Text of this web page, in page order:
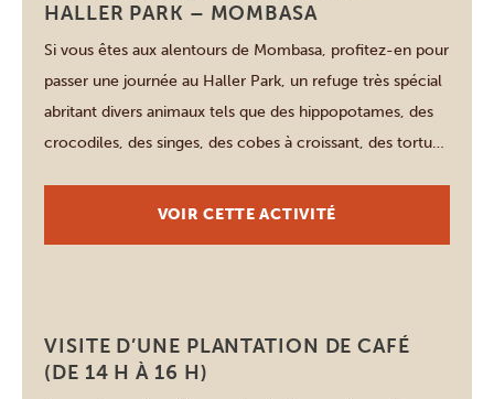
HALLER PARK – MOMBASA
Si vous êtes aux alentours de Mombasa, profitez-en pour
passer une journée au Haller Park, un refuge très spécial
abritant divers animaux tels que des hippopotames, des
crocodiles, des singes, des cobes à croissant, des tortues
terrain vague avant que le Dr Haller ne […]
VOIR CETTE ACTIVITÉ
Nairobi
VISITE D’UNE PLANTATION DE CAFÉ
(DE 14 H À 16 H)